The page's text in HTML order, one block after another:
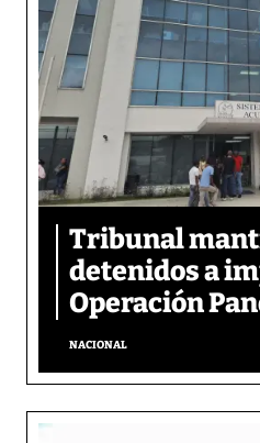
Tribunal
detenidos a
Operación
NACIONAL